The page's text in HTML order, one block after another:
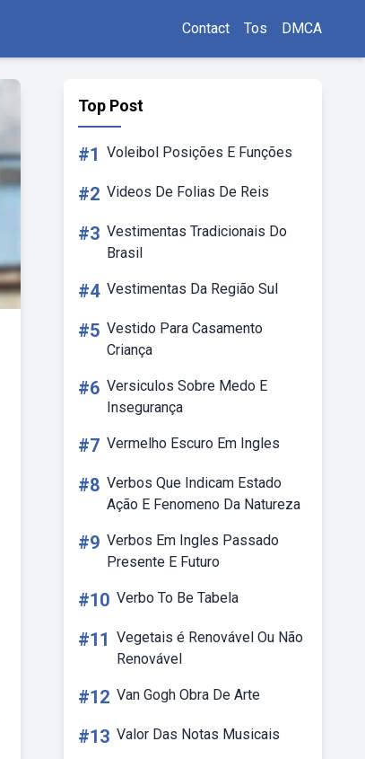
Contact Tos DMCA
Top Post
#1 Voleibol Posições E Funções
#2 Videos De Folias De Reis
#3 Vestimentas Tradicionais Do
Brasil
#4 Vestimentas Da Região Sul
#5 Vestido Para Casamento
Criança
#6 Versiculos Sobre Medo E
Insegurança
#7 Vermelho Escuro Em Ingles
#8 Verbos Que Indicam Estado
Ação E Fenomeno Da Natureza
#9 Verbos Em Ingles Passado
Presente E Futuro
#10 Verbo To Be Tabela
#11 Vegetais é Renovável Ou Não
Renovável
#12 Van Gogh Obra De Arte
#13 Valor Das Notas Musicais